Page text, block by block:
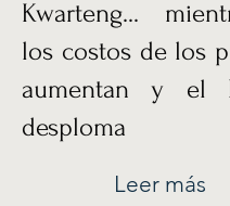
Kwarteng...
los costos de los
aumentan y el
desploma
Leer más